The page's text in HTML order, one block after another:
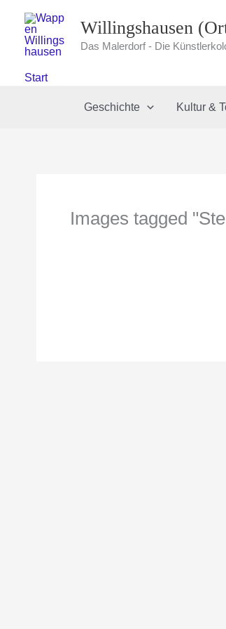
Inhalt
springen
Willingshausen
Das Malerdorf - Die
Start
Geschichte Kultur &
Images tagged